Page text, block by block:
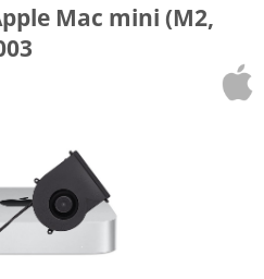
Mac mini (M2,